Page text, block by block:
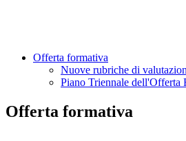
Offerta formativa
Nuove rubriche di
Piano Triennale dell'Offerta
Offerta formativa